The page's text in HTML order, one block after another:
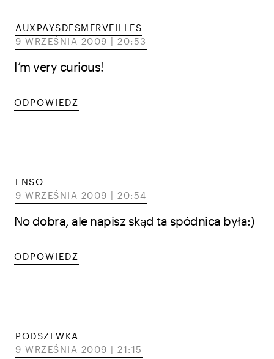
AUXPAYSDESMERVEILLES
9 WRZEŚNIA 2009 | 20:53
I’m very curious!
ODPOWIEDZ
ENSO
9 WRZEŚNIA 2009 | 20:54
No dobra, ale napisz skąd ta spódnica była:)
ODPOWIEDZ
PODSZEWKA
9 WRZEŚNIA 2009 | 21:15